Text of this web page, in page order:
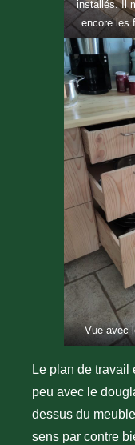
installés. Il
encore les
Vue avec
Le plan de travail
peu avec le
dessus du
sens par contre